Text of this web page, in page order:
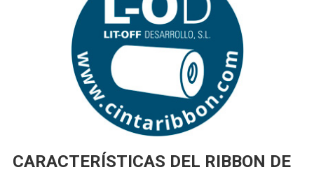
CARACTERÍSTICAS DEL RIBBON DE